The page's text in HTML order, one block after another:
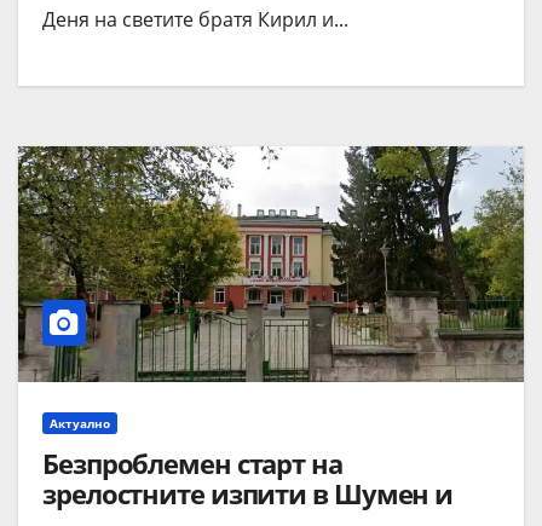
Деня на светите братя Кирил и...
Актуално
Безпроблемен старт на
зрелостните изпити в Шумен и